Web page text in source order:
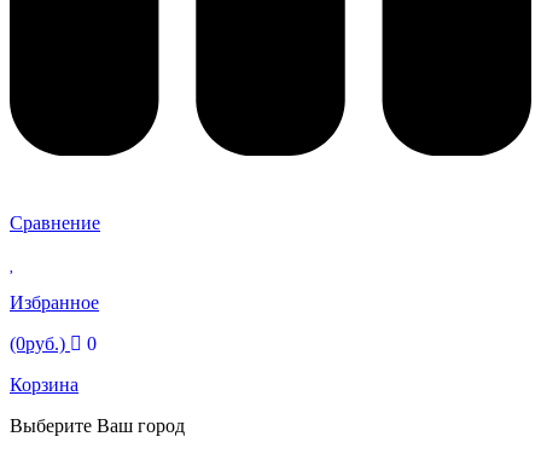
Сравнение
Избранное
(0руб.)
0
Корзина
Выберите Ваш город